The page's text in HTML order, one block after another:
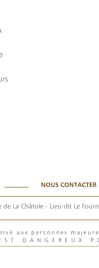
NOUS CONTACTER
de La Châtole - Lieu-dit Le
aux personnes
DANGEREUX